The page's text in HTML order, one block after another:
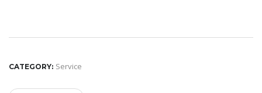
CATEGORY: Service